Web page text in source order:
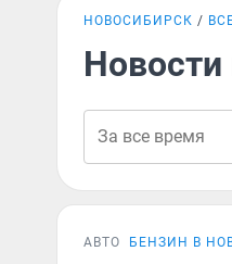
НОВОСИБИРСК
Новости
АВТО БЕНЗИН В